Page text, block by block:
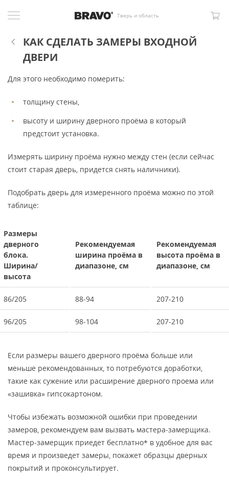
Тверь и область
КАК СДЕЛАТЬ ЗАМЕРЫ ВХОДНОЙ
ДВЕРИ
Для этого необходимо померить:
толщину стены,
высоту и ширину дверного проёма в который
предстоит установка.
Измерять ширину проёма нужно между стен (если сейчас
стоит старая дверь, придется снять наличники).
Подобрать дверь для измеренного проёма можно по этой
таблице:
Размеры
дверного
блока.
Ширина/
высота
Рекомендуемая
ширина проёма в
диапазоне, см
Рекомендуемая
высота проёма в
диапазоне, см
86/205 88-94 207-210
96/205 98-104 207-210
Если размеры вашего дверного проёма больше или
меньше рекомендованных, то потребуются доработки,
такие как сужение или расширение дверного проема или
«зашивка» гипсокартоном.
Чтобы избежать возможной ошибки при проведении
замеров, рекомендуем вам вызвать мастера-замерщика.
Мастер-замерщик приедет бесплатно* в удобное для вас
время и произведет замеры, покажет образцы дверных
покрытий и проконсультирует.